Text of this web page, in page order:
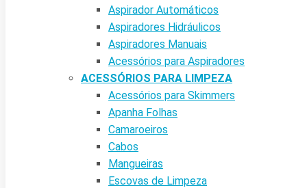
Aspirador Automáticos
Aspiradores Hidráulicos
Aspiradores Manuais
Acessórios para Aspiradores
ACESSÓRIOS PARA LIMPEZA
Acessórios para Skimmers
Apanha Folhas
Camaroeiros
Cabos
Mangueiras
Escovas de Limpeza